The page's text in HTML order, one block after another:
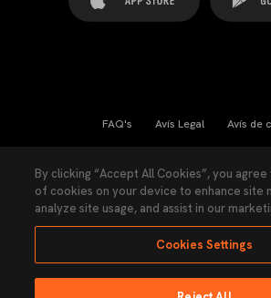
FAQ's Avís Legal Avís de
Llei de Transparència Política
Accessibilitat
By clicking “Accept All Cookies”, you
of cookies on your device to enhance site
analyze site usage, and assist in our
Cookies Settings